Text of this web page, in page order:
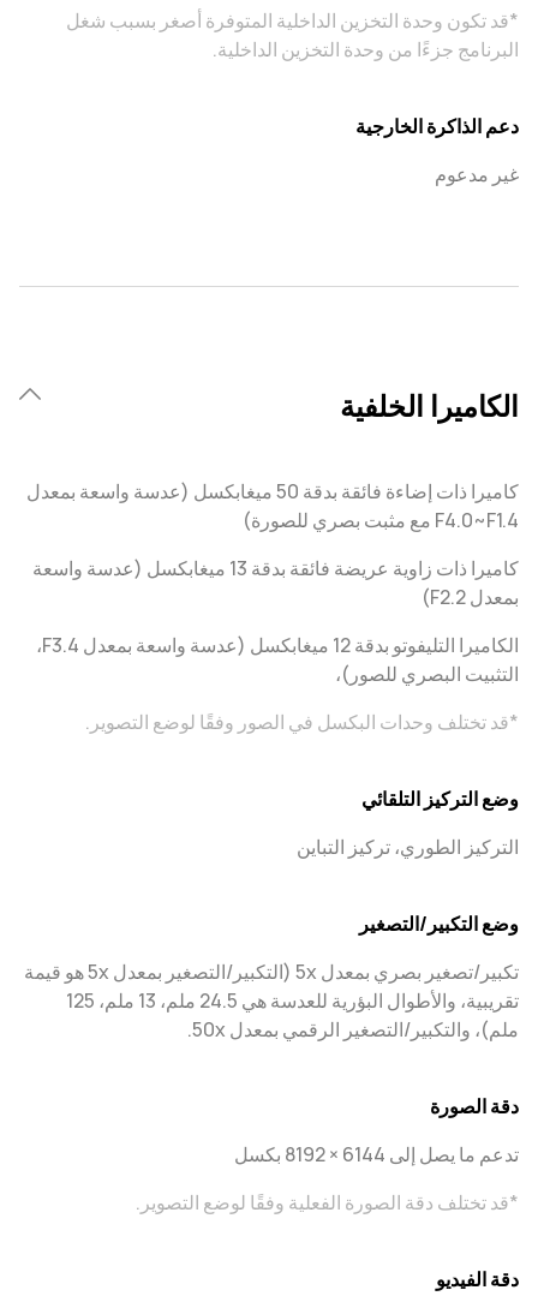
*قد تكون وحدة التخزين الداخلية المتوفرة أصغر بسبب شغل
البرنامج جزءًا من وحدة التخزين الداخلية.
دعم الذاكرة الخارجية
غير مدعوم
الكاميرا الخلفية
كاميرا ذات إضاءة فائقة بدقة 50 ميغابكسل (عدسة واسعة بمعدل
F1.4‏~F4.0 مع مثبت بصري للصورة)
كاميرا ذات زاوية عريضة فائقة بدقة 13 ميغابكسل (عدسة واسعة
بمعدل F2.2)
الكاميرا التليفوتو بدقة 12 ميغابكسل (عدسة واسعة بمعدل F3.4،‏
التثبيت البصري للصور)،
*قد تختلف وحدات البكسل في الصور وفقًا لوضع التصوير.
وضع التركيز التلقائي
التركيز الطوري، تركيز التباين
وضع التكبير/التصغير
تكبير/تصغير بصري بمعدل 5x (التكبير/التصغير بمعدل 5x هو قيمة
تقريبية، والأطوال البؤرية للعدسة هي 24.5 ملم، 13 ملم، 125
ملم)، والتكبير/التصغير الرقمي بمعدل 50x.
دقة الصورة
تدعم ما يصل إلى 6144 × 8192 بكسل
*قد تختلف دقة الصورة الفعلية وفقًا لوضع التصوير.
دقة الفيديو